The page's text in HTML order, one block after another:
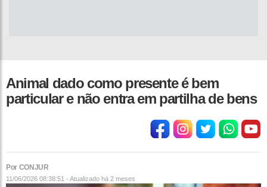
Animal dado como presente é bem
particular e não entra em partilha de bens
Por CONJUR
11/06/2026 08:38:51 - Atualizado há 2 meses